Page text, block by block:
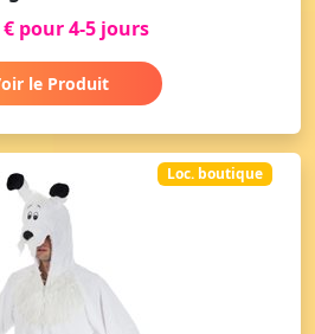
€ pour 4-5 jours
le Produit
Loc. boutique